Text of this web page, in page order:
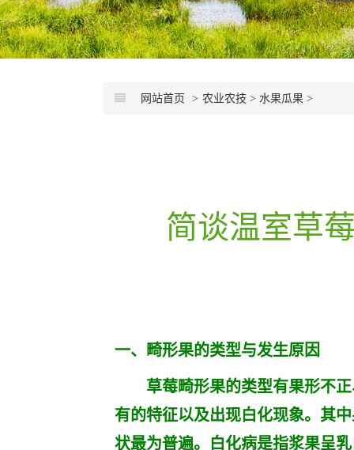
网站首页 农业农技 > 水果瓜果 >
简谈温室草
一、畸形果的类型与发生原因
草莓畸形果的类型有果形不正
有的特征以及出现白化现象。其
状最为普遍。白化病是指浆果呈